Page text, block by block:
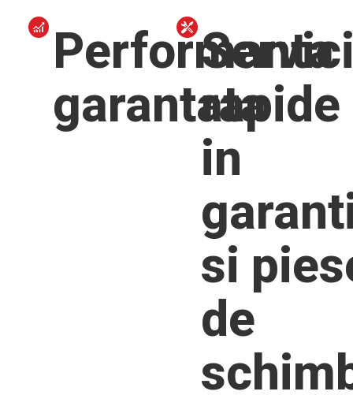
Performanta
garantatarapide
in
si
de